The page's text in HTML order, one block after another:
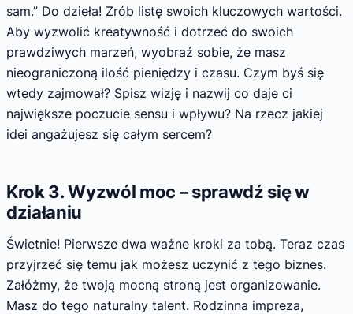
sam.” Do dzieła! Zrób listę swoich kluczowych wartości.
Aby wyzwolić kreatywność i dotrzeć do swoich
prawdziwych marzeń, wyobraź sobie, że masz
nieograniczoną ilość pieniędzy i czasu. Czym byś się
wtedy zajmował? Spisz wizję i nazwij co daje ci
największe poczucie sensu i wpływu? Na rzecz jakiej
idei angażujesz się całym sercem?
Krok 3. Wyzwól moc – sprawdź się w
działaniu
Świetnie! Pierwsze dwa ważne kroki za tobą. Teraz czas
przyjrzeć się temu jak możesz uczynić z tego biznes.
Załóżmy, że twoją mocną stroną jest organizowanie.
Masz do tego naturalny talent. Rodzinna impreza,